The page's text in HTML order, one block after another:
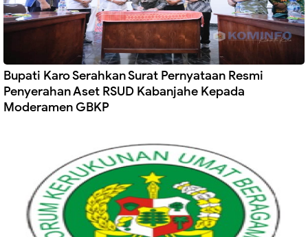
Bupati Karo Serahkan Surat Pernyataan Resmi
Penyerahan Aset RSUD Kabanjahe Kepada
Moderamen GBKP